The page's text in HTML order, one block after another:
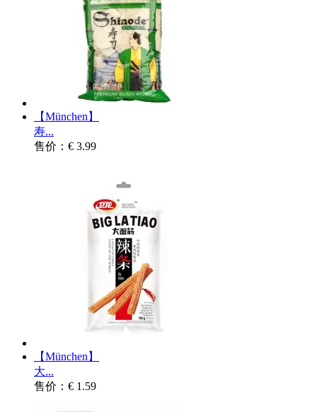
【München】
寿...
售价：€ 3.99
【München】
大...
售价：€ 1.59